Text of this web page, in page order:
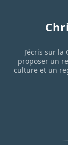
J’écris sur
proposer un
culture et un